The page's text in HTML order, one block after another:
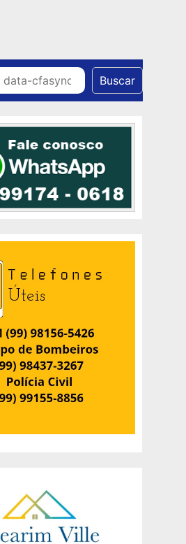
Buscar